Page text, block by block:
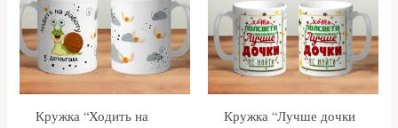
Кружка “Ходить на
Кружка “Лучше дочки